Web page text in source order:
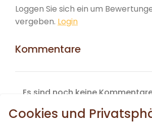
Loggen Sie sich ein um
vergeben. Login
Kommentare
Es sind noch keine
Cookies und